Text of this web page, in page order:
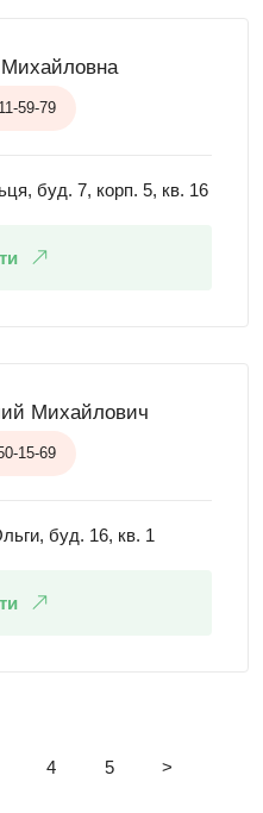
59-79
буд. 7, корп. 5, кв. 16
Михайлович
15-69
буд. 16, кв. 1
4 5 >